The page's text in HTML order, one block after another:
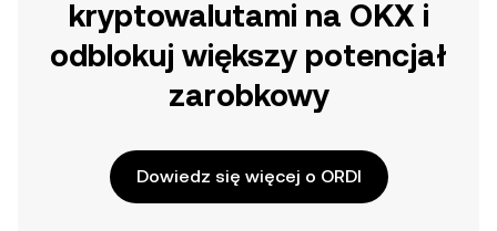
kryptowalutami na OKX i
odblokuj większy potencjał
zarobkowy
Dowiedz się więcej o ORDI